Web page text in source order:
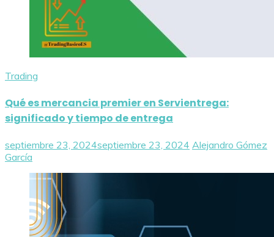
Trading
Qué es mercancia premier en Servientrega:
significado y tiempo de entrega
septiembre 23, 2024septiembre 23, 2024 Alejandro Gómez
García